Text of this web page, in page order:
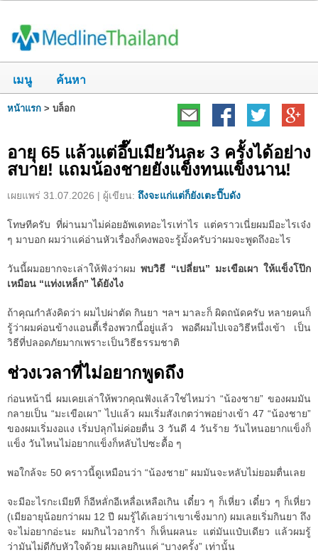
เมนู ค้นหา
หน้าแรก > บล็อก
อายุ 65 แล้วแต่อึ๊บเมียวันละ 3 ครั้งได้อย่าง
สบาย! แถมน้องชายยังแข็งทนแข็งนาน!
เผยแพร่ 31.07.2026 | ผู้เขียน: ถึงจะแก่แต่ก็ยังเตะปี๊บดัง
โทษทีครับ ที่ผ่านมาไม่ค่อยอัพเดทอะไรเท่าไร แต่คราวเนี่ยผมมีอะไรเจ๋ง
ๆ มาบอก ผมว่าแค่อ่านหัวเรื่องก็คงพอจะรู้มั้งครับว่าผมจะพูดถึงอะไร
วันนี้ผมอยากจะเล่าให้ฟังว่าผมพบวิธี “เปลี่ยน” มะเขือเผา ให้แข็งโป๊ก
เหมือน “แท่งเหล็ก” ได้ยังไง
ถ้าคุณกำลังคิดว่า ผมไปผ่าตัด กินยา ฯลฯ มาละก็ ผิดถนัดครับ หลายคนก็
รู้ว่าผมค่อนข้างแอนตี้เรื่องพวกนี้อยู่แล้ว พอดีผมไปเจอวิธีหนึ่งเข้า เป็น
วิธีที่ปลอดภัยมากเพราะเป็นวิธีธรรมชาติ
ช่วงเวลาที่ไม่อยากพูดถึง
ก่อนหน้านี่ ผมเคยเล่าให้พวกคุณฟังแล้วใช่ไหมว่า “น้องชาย” ของผมมัน
กลายเป็น “มะเขือเผา” ไปแล้ว ผมเริ่มสังเกตว่าพอย่างเข้า 47 “น้องชาย”
ของผมเริ่มงอแง เริ่มปลุกไม่ค่อยตื่น 3 วันดี 4 วันร้าย วันไหนอยากแข็งก็
แข็ง วันไหนไม่อยากแข็งก็หลับไปซะดื้อ ๆ
พอใกล้จะ 50 คราวนี้ดูเหมือนว่า “น้องชาย” ผมมันจะหลับไม่ยอมตื่นเลย
จะมีอะไรกะเมียที ก็อีหลั่กอีเหลื่อเหลือเกิน เดี๋ยว ๆ ก็เหี่ยว เดี๋ยว ๆ ก็เหี่ยว
(เมียอายุน้อยกว่าผม 12 ปี ผมรู้ได้เลยว่าเขาเซ็งมาก) ผมเลยเริ่มกินยา ถึง
จะไม่อยากอ่ะนะ ผมกินไวอากร้า ก็เห็นผลนะ แต่มันแป๋บเดียว แล้วผมรู้
ว่ามันไม่ดีกับหัวใจด้วย ผมเลยกินแค่ “บางครั้ง” เท่านั้น